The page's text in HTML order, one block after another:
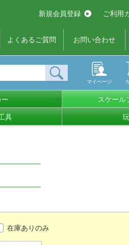
新規会員登録 ご利用
よくあるご質問 お問い合わせ
マイページ
ー スケール
具
在庫ありのみ